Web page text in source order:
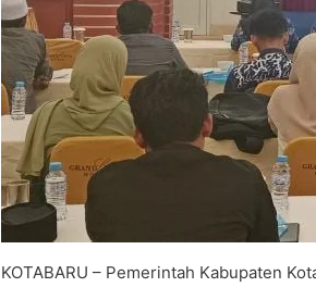
KOTABARU – Pemerintah Kabupaten